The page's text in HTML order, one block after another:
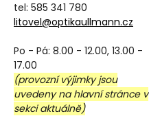
tel: 585 341 780
litovel@optikaullmann.cz
Po - Pá: 8.00 - 12.00, 13.00 -
17.00
(provozní výjimky jsou
uvedeny na hlavní stránce v
sekci aktuálně)